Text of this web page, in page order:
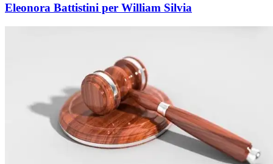
Eleonora Battistini per William Silvia